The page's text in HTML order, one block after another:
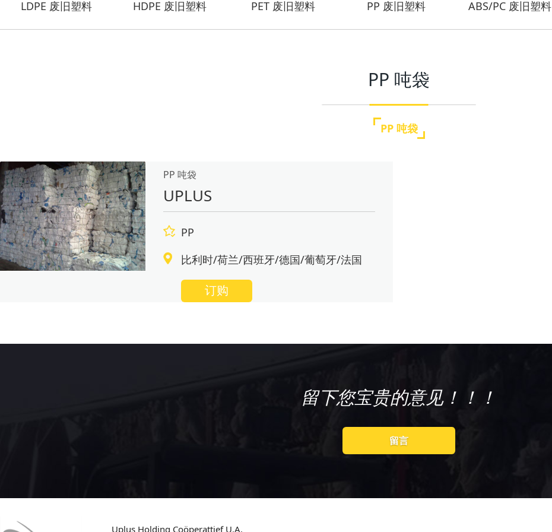
LDPE 废旧塑料 HDPE 废旧塑料 PET 废旧塑料 PP 废旧塑料 ABS/PC 废旧塑料
PP 吨袋
PP 吨袋
PP 吨袋
UPLUS
PP
比利时/荷兰/西班牙/德国/葡萄牙/法国
订购
留下您宝贵的意见！！！
留言
Uplus Holding Coöperattief U.A.